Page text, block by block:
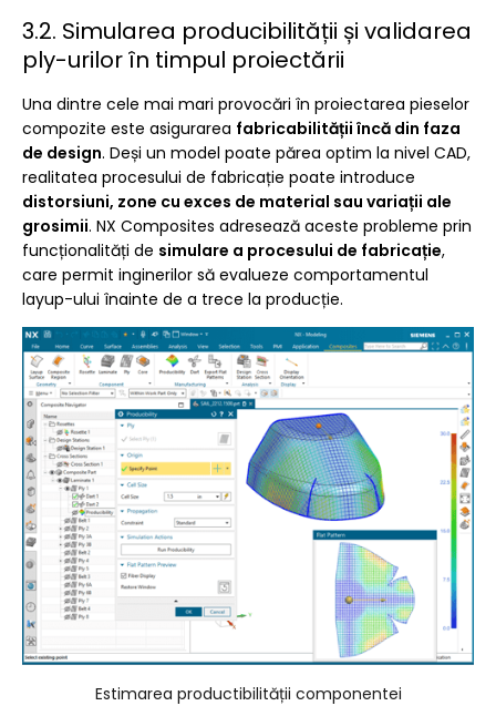
3.2. Simularea producibilității și validarea
ply-urilor în timpul proiectării
Una dintre cele mai mari provocări în proiectarea pieselor
compozite este asigurarea fabricabilității încă din faza
de design. Deși un model poate părea optim la nivel CAD,
realitatea procesului de fabricație poate introduce
distorsiuni, zone cu exces de material sau variații ale
grosimii. NX Composites adresează aceste probleme prin
funcționalități de simulare a procesului de fabricație,
care permit inginerilor să evalueze comportamentul
layup-ului înainte de a trece la producție.
Estimarea productibilității componentei